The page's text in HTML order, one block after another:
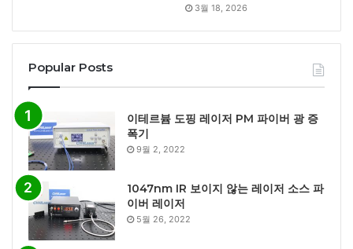
3월 18, 2026
Popular Posts
이테르븀 도핑 레이저 PM 파이버 광 증
폭기
9월 2, 2022
1047nm IR 보이지 않는 레이저 소스 파
이버 레이저
5월 26, 2022